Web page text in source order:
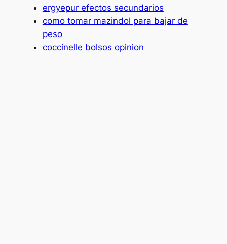
ergyepur efectos secundarios
como tomar mazindol para bajar de
peso
coccinelle bolsos opinion